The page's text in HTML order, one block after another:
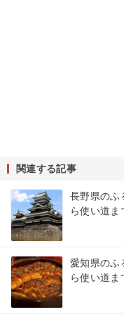
関連する記事
長野県のふ
ら使い道ま
愛知県のふ
ら使い道ま